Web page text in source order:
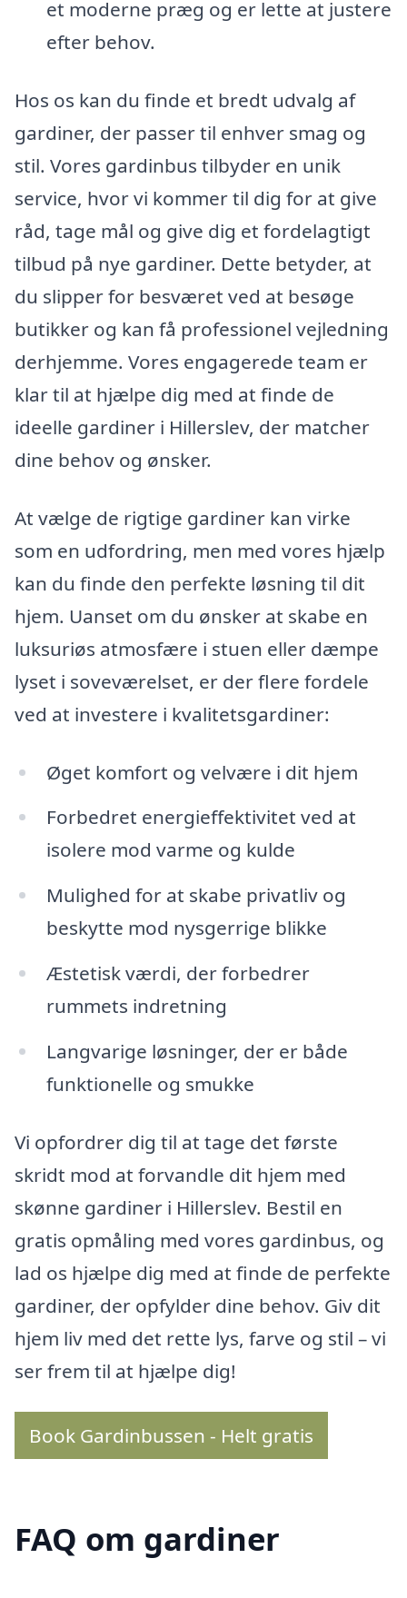
et moderne præg og er lette at justere
efter behov.
Hos os kan du finde et bredt udvalg af
gardiner, der passer til enhver smag og
stil. Vores gardinbus tilbyder en unik
service, hvor vi kommer til dig for at give
råd, tage mål og give dig et fordelagtigt
tilbud på nye gardiner. Dette betyder, at
du slipper for besværet ved at besøge
butikker og kan få professionel vejledning
derhjemme. Vores engagerede team er
klar til at hjælpe dig med at finde de
ideelle gardiner i Hillerslev, der matcher
dine behov og ønsker.
At vælge de rigtige gardiner kan virke
som en udfordring, men med vores hjælp
kan du finde den perfekte løsning til dit
hjem. Uanset om du ønsker at skabe en
luksuriøs atmosfære i stuen eller dæmpe
lyset i soveværelset, er der flere fordele
ved at investere i kvalitetsgardiner:
Øget komfort og velvære i dit hjem
Forbedret energieffektivitet ved at
isolere mod varme og kulde
Mulighed for at skabe privatliv og
beskytte mod nysgerrige blikke
Æstetisk værdi, der forbedrer
rummets indretning
Langvarige løsninger, der er både
funktionelle og smukke
Vi opfordrer dig til at tage det første
skridt mod at forvandle dit hjem med
skønne gardiner i Hillerslev. Bestil en
gratis opmåling med vores gardinbus, og
lad os hjælpe dig med at finde de perfekte
gardiner, der opfylder dine behov. Giv dit
hjem liv med det rette lys, farve og stil – vi
ser frem til at hjælpe dig!
Book Gardinbussen - Helt gratis
FAQ om gardiner